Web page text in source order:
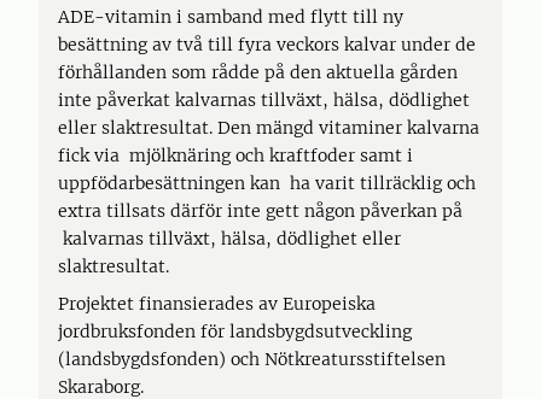
ADE-vitamin i samband med flytt till ny
besättning av två till fyra veckors kalvar under de
förhållanden som rådde på den aktuella gården
inte påverkat kalvarnas tillväxt, hälsa, dödlighet
eller slaktresultat. Den mängd vitaminer kalvarna
fick via mjölknäring och kraftfoder samt i
uppfödarbesättningen kan ha varit tillräcklig och
extra tillsats därför inte gett någon påverkan på
kalvarnas tillväxt, hälsa, dödlighet eller
slaktresultat.
Projektet finansierades av Europeiska
jordbruksfonden för landsbygdsutveckling
(landsbygdsfonden) och Nötkreatursstiftelsen
Skaraborg.